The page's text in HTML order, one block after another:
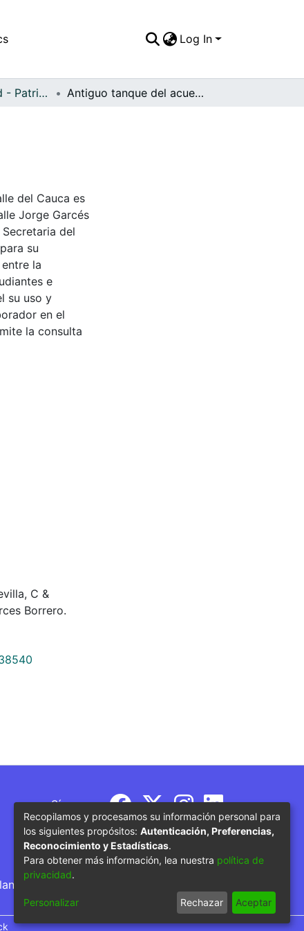
Log In
APFFVC - Ciudad - Patrimonial Antiguo tanque del acueducto, Sevilla, C
del Cauca es
Jorge Garcés
del
su
la
e
su uso y
en el
la consulta
C &
Borrero.
Síguenos
por parte del Ministerio de Educación
Recopilamos y procesamos su información personal para
los siguientes propósitos: Autenticación, Preferencias,
Reconocimiento y Estadísticas.
Para obtener más información, lea nuestra política de
privacidad.
Personalizar Rechazar Aceptar